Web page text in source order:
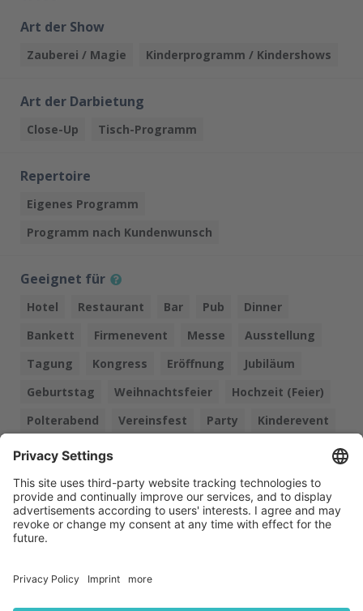
Art der Show
Zauberei / Magie Kinderprogramm / Kindershows
Art der Darbietung
Close-Up Tisch-Programm
Repertoire
Eigenes Programm
Programm nach Kundenwunsch
Geeignet für
Hotel Restaurant Bar Pub
Dinner
Bankett
Firmenevent Messe
Ausstellung
Tagung
Kongress Eröffnung
Jubiläum
Geburtstag
Weihnachtsfeier
Hochzeit (Feier)
Polterabend
Vereinsfest Party
Kinderevent
Kindergeburtstag
Mögliche Formationen
1 Person (Solo)